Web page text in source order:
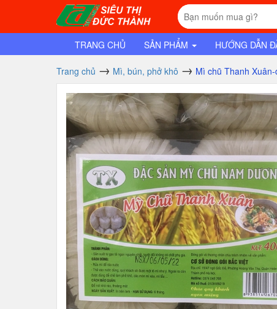
TRANG CHỦ SẢN PHẨM HƯỚNG DẪN
Trang chủ Mì, bún, phở khô Mì chũ Thanh